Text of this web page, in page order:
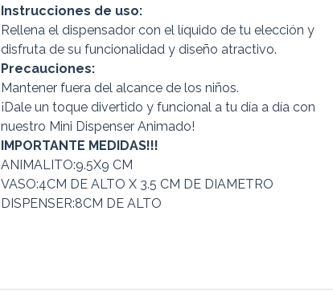
Instrucciones de uso:
Rellena el dispensador con el líquido de tu elección y
disfruta de su funcionalidad y diseño atractivo.
Precauciones:
Mantener fuera del alcance de los niños.
¡Dale un toque divertido y funcional a tu día a día con
nuestro Mini Dispenser Animado!
IMPORTANTE MEDIDAS!!!
ANIMALITO:9.5X9 CM
VASO:4CM DE ALTO X 3.5 CM DE DIAMETRO
DISPENSER:8CM DE ALTO